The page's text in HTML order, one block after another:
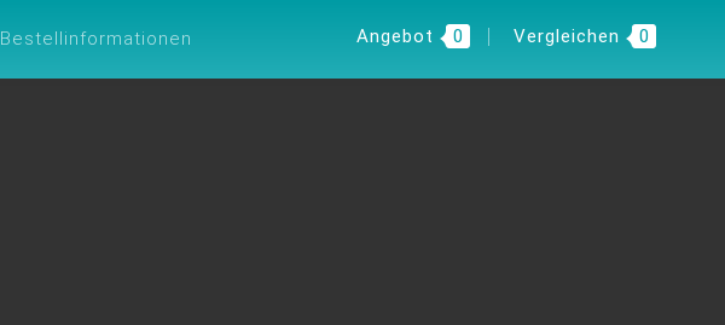
ESG DFI INSIGHT DE
Bestellinformationen Angebot 0 Vergleichen 0